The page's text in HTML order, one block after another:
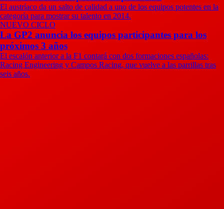
El austríaco da un salto de calidad a uno de los equipos potentes en la
categoría para mostrar su talento en 2014.
NUEVO CICLO
La GP2 anuncia los equipos participantes para los
próximos 3 años
El escalón anterior a la F1 contará con dos formaciones españolas:
Racing Engineering y Campos Racing, que vuelve a las parrillas tras
seis años.